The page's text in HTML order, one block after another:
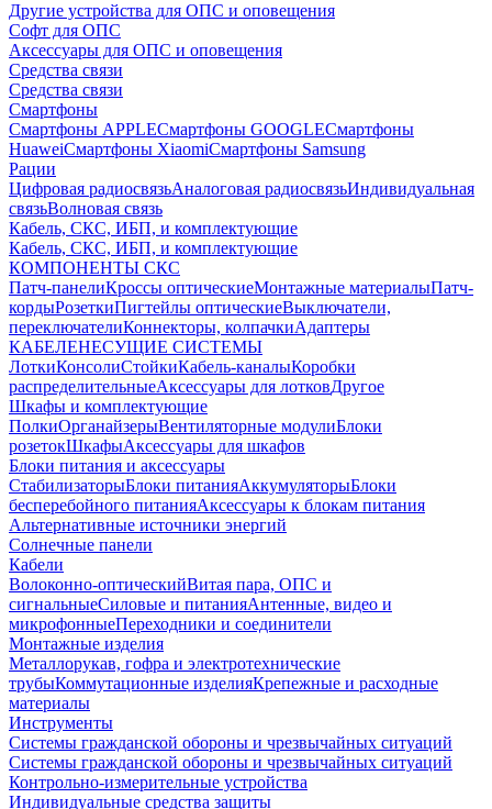
Другие устройства для ОПС и оповещения
Софт для ОПС
Аксессуары для ОПС и оповещения
Средства связи
Средства связи
Смартфоны
Смартфоны APPLEСмартфоны GOOGLEСмартфоны
HuaweiСмартфоны XiaomiСмартфоны Samsung
Рации
Цифровая радиосвязьАналоговая радиосвязьИндивидуальная
связьВолновая связь
Кабель, СКС, ИБП, и комплектующие
Кабель, СКС, ИБП, и комплектующие
КОМПОНЕНТЫ СКС
Патч-панелиКроссы оптическиеМонтажные материалыПатч-
кордыРозеткиПигтейлы оптическиеВыключатели,
переключателиКоннекторы, колпачкиАдаптеры
КАБЕЛЕНЕСУЩИЕ СИСТЕМЫ
ЛоткиКонсолиСтойкиКабель-каналыКоробки
распределительныеАксессуары для лотковДругое
Шкафы и комплектующие
ПолкиОрганайзерыВентиляторные модулиБлоки
розетокШкафыАксессуары для шкафов
Блоки питания и аксессуары
СтабилизаторыБлоки питанияАккумуляторыБлоки
бесперебойного питанияАксессуары к блокам питания
Альтернативные источники энергий
Солнечные панели
Кабели
Волоконно-оптическийВитая пара, ОПС и
сигнальныеСиловые и питанияАнтенные, видео и
микрофонныеПереходники и соединители
Монтажные изделия
Металлорукав, гофра и электротехнические
трубыКоммутационные изделияКрепежные и расходные
материалы
Инструменты
Системы гражданской обороны и чрезвычайных ситуаций
Системы гражданской обороны и чрезвычайных ситуаций
Контрольно-измерительные устройства
Индивидуальные средства защиты